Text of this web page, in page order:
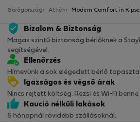
Görögország Athén Modern Comfort in
Bizalom & Biztonság
Magas szintű biztonság bérlőknek a
segítségével.
Ellenőrzés
Hírnevünk a sok elégedett bérlő
Igazságos és végső árak
Nincs rejtett költség. Rezsi és Wi-Fi
Kaució nélküli lakások
6 hónapnál rövidebb szállásoknál.